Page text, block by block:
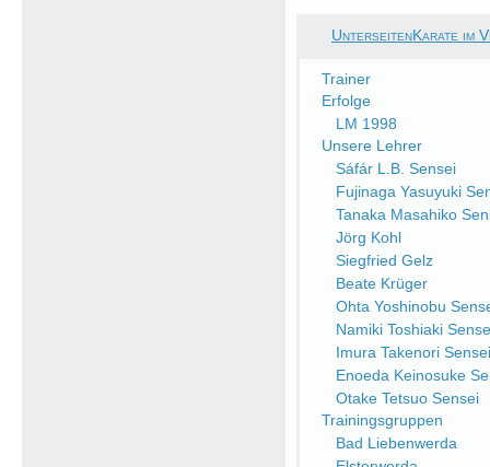
UnterseitenKarate im
Trainer
Erfolge
LM 1998
Unsere Lehrer
Sáfár L.B. Sensei
Fujinaga Yasuyuki
Tanaka Masahiko
Jörg Kohl
Siegfried Gelz
Beate Krüger
Ohta Yoshinobu
Namiki Toshiaki
Imura Takenori Sensei
Enoeda Keinosuke
Otake Tetsuo Sensei
Trainingsgruppen
Bad Liebenwerda